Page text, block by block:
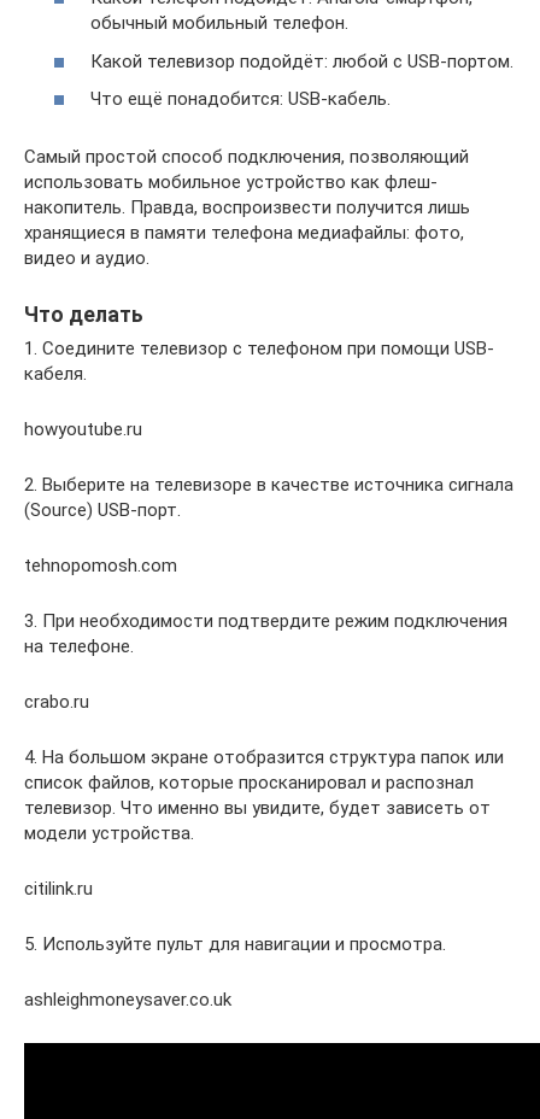
обычный мобильный телефон.
Какой телевизор подойдёт: любой с USB-портом.
Что ещё понадобится: USB-кабель.
Самый простой способ подключения, позволяющий
использовать мобильное устройство как флеш-
накопитель. Правда, воспроизвести получится лишь
хранящиеся в памяти телефона медиафайлы: фото,
видео и аудио.
Что делать
1. Соедините телевизор с телефоном при помощи USB-
кабеля.
howyoutube.ru
2. Выберите на телевизоре в качестве источника сигнала
(Source) USB-порт.
tehnopomosh.com
3. При необходимости подтвердите режим подключения
на телефоне.
crabo.ru
4. На большом экране отобразится структура папок или
список файлов, которые просканировал и распознал
телевизор. Что именно вы увидите, будет зависеть от
модели устройства.
citilink.ru
5. Используйте пульт для навигации и просмотра.
ashleighmoneysaver.co.uk